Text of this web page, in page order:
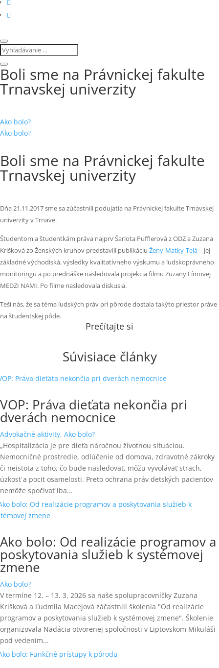
Boli sme na Právnickej fakulte
Trnavskej univerzity
Ako bolo?
Ako bolo?
Boli sme na Právnickej fakulte
Trnavskej univerzity
Dňa 21.11.2017 sme sa zúčastnili podujatia na Právnickej fakulte Trnavskej
univerzity v Trnave.
Študentom a študentkám práva najprv Šarlota Pufflerová z ODZ a Zuzana
Krišková zo Ženských kruhov predstavili publikáciu Ženy-Matky-Telá– jej
základné východiská, výsledky kvalitatívneho výskumu a ľudskoprávneho
monitoringu a po prednáške nasledovala projekcia filmu Zuzany Límovej
MEDZI NAMI. Po filme nasledovala diskusia.
Teší nás, že sa téma ľudských práv pri pôrode dostala takýto priestor práve
na študentskej pôde.
Prečítajte si
Súvisiace články
VOP: Práva dieťata nekončia pri
dverách nemocnice
Advokačné aktivity, Ako bolo?
„Hospitalizácia je pre dieťa náročnou životnou situáciou.
Nemocničné prostredie, odlúčenie od domova, zdravotné zákroky
či neistota z toho, čo bude nasledovať, môžu vyvolávať strach,
úzkosť a pocit osamelosti. Preto ochrana práv detských pacientov
nemôže spočívať iba...
Ako bolo: Od realizácie programov a
poskytovania služieb k systémovej
zmene
Ako bolo?
V termíne 12. – 13. 3. 2026 sa naše spolupracovníčky Zuzana
Krišková a Ľudmila Macejová záčastnili školenia "Od realizácie
programov a poskytovania služieb k systémovej zmene". Školenie
organizovala Nadácia otvorenej spoločnosti v Liptovskom Mikuláši
pod vedením...